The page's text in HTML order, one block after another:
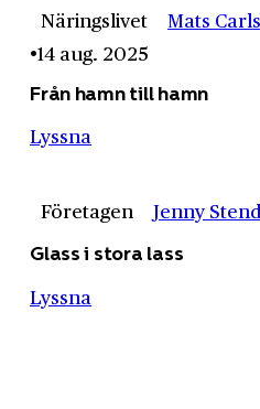
Näringslivet
Mats
14 aug. 2025
Från hamn till hamn
Lyssna
Företagen Jenny
Glass i stora lass
Lyssna